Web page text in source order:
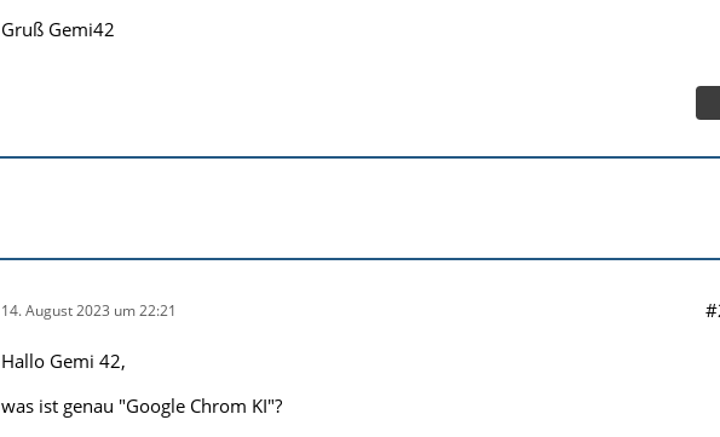
Gruß Gemi42
14. August 2023 um 22:21
Hallo Gemi 42,
was ist genau "Google Chrom KI"?